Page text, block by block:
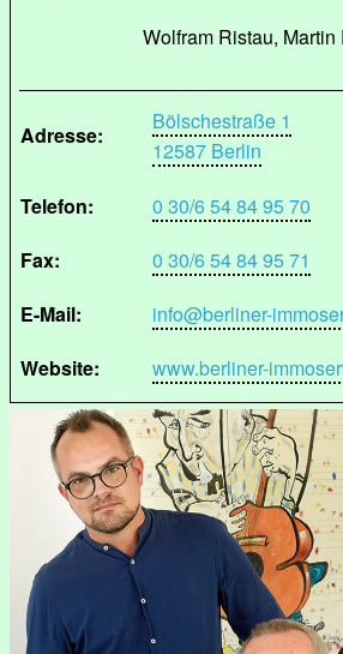
Wolfram Ristau, Martin
Adresse:
Bölschestraße 1
12587 Berlin
Telefon:
0 30/6 54 84 95 70
Fax:
0 30/6 54 84 95 71
E-Mail:
info@berliner-
Website:
www.berliner-